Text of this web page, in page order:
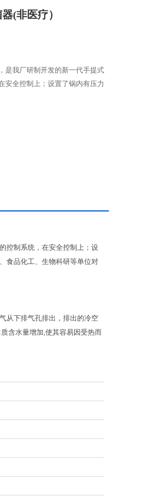
(非医疗）
是我厂研制开发的新一代手提式
安全控制上；设置了锅内有压力
控制系统，在安全控制上；设
食品化工、生物科研等单位对
从下排气孔排出，排出的冷空
含水量增加,使其容易因受热而